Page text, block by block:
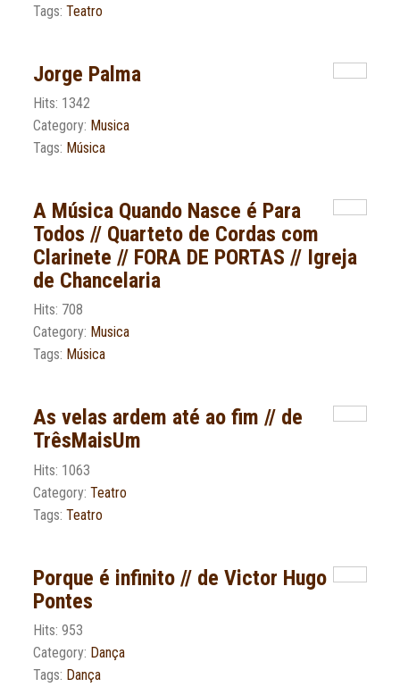
Tags:Teatro
Jorge Palma
Hits: 1342
Category: Musica
Tags: Música
A Música Quando Nasce é Para
Todos // Quarteto de Cordas com
Clarinete // FORA DE PORTAS // Igreja
de Chancelaria
Hits: 708
Category: Musica
Tags: Música
As velas ardem até ao fim // de
TrêsMaisUm
Hits: 1063
Category:Teatro
Tags:Teatro
Porque é infinito // de Victor Hugo
Pontes
Hits: 953
Category: Dança
Tags: Dança